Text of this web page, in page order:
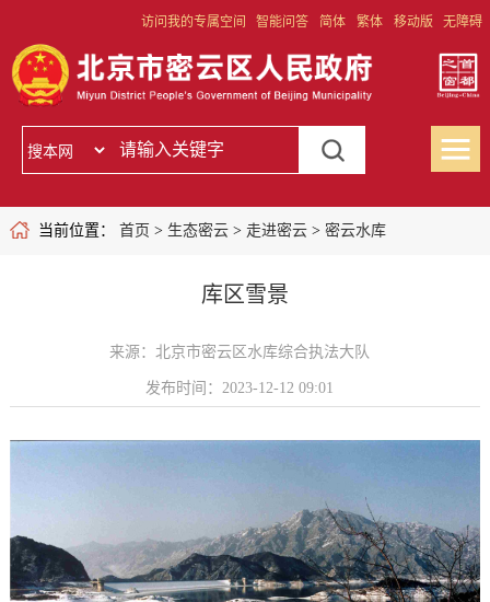
访问我的专属空间 智能问答 简体 繁体 移动版 无障碍
当前位置： 首页 > 生态密云> 走进密云> 密云水库
库区雪景
来源：北京市密云区水库综合执法大队
发布时间：2023-12-12 09:01